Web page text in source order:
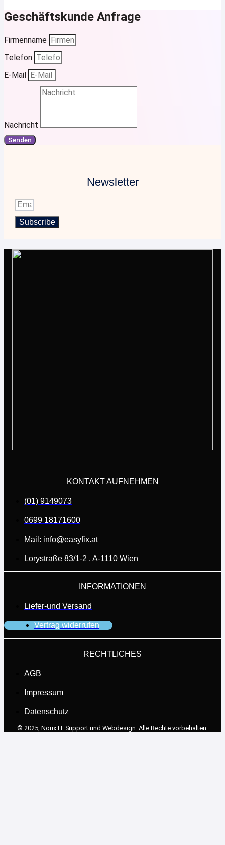
Geschäftskunde Anfrage
Firmenname
Telefon
E-Mail
Nachricht
Senden
Newsletter
Subscribe
KONTAKT AUFNEHMEN
(01) 9149073
0699 18171600
Mail: info@easyfix.at
Lorystraße 83/1-2 , A-1110 Wien
INFORMATIONEN
Liefer-und Versand
Vertrag widerrufen
RECHTLICHES
AGB
Impressum
Datenschutz
© 2025, Norix IT Support und Webdesign. Alle Rechte vorbehalten.